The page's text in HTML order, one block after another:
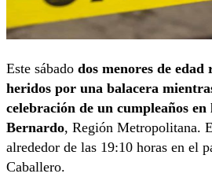
Este sábado dos menores de
heridos por una balacera
celebración de un cumpleaños en
Bernardo, Región Metropolitana.
alrededor de las 19:10 horas en el
Caballero.